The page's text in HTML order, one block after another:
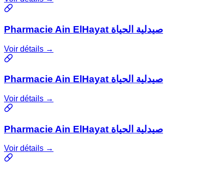
Pharmacie Ain ElHayat صيدلية الحياة
Voir détails →
Pharmacie Ain ElHayat صيدلية الحياة
Voir détails →
Pharmacie Ain ElHayat صيدلية الحياة
Voir détails →